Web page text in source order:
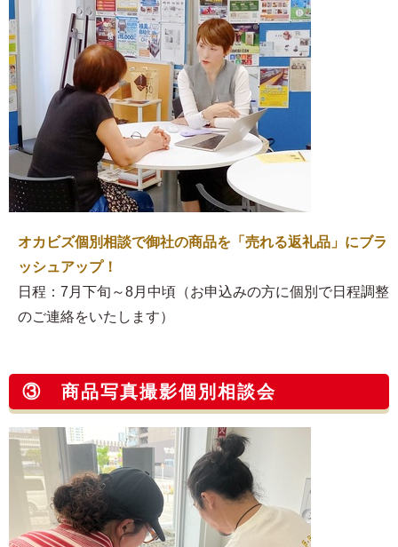
オカビズ個別相談で御社の商品を「売れる返礼品」にブラ
ッシュアップ！
日程：7月下旬～8月中頃（お申込みの方に個別で日程調整
のご連絡をいたします）
③ 商品写真撮影個別相談会